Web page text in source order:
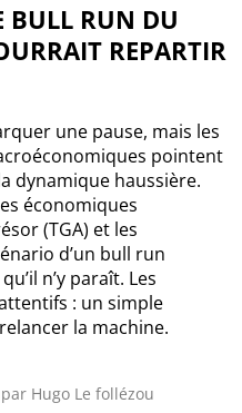
BULL RUN DU
REPARTIR
une pause, mais les
pointent
dynamique haussière.
économiques
(TGA) et les
d’un bull run
n’y paraît. Les
: un simple
la machine.
Hugo Le follézou